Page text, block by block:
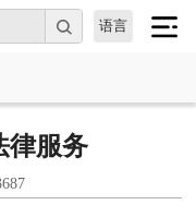
语言
律服务